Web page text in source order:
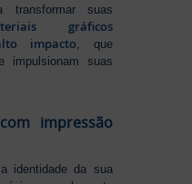
transformar suas
gráficos
impacto , que
impulsionam suas
impressão
identidade da sua